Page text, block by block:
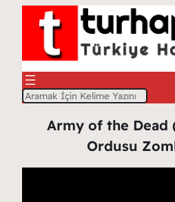
A
Army of the Dead
Ordusu